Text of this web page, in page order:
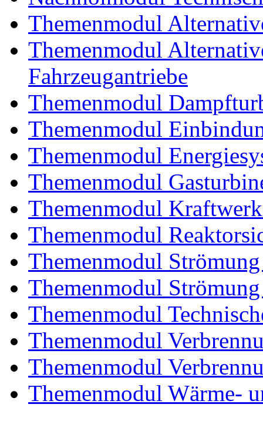
Themenmodul
Themenmodul
Fahrzeugantriebe
Themenmodul
Themenmodul
Themenmodul
Themenmodul
Themenmodul
Themenmodul
Themenmodul
Themenmodul
Themenmodul
Themenmodul
Themenmodul
Themenmodul Wärme-